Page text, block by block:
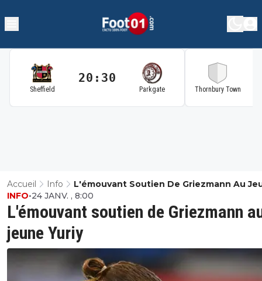
Sheffield
20:30
Parkgate Thornbury Town
Accueil Info
L'émouvant Soutien De Griezmann Au
Yuriy
L'émouvant soutien de Griezmann
jeune Yuriy
INFO•24 JANV. , 8:00